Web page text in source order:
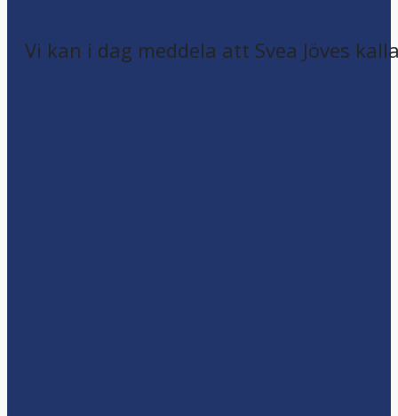
Vi kan i dag meddela att Svea Jöves